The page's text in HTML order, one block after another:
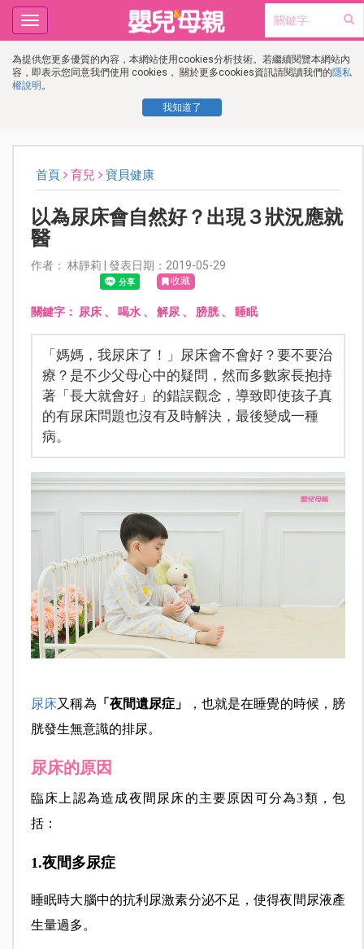
為提供您更多優質的內容，本網站使用cookies分析技術。若繼續閱覽本網站內
容，即表示您同意我們使用 cookies， 關於更多cookies資訊請閱讀我們的隱私
權說明 。
我知道了
Toggle
navigation
首頁 育兒 寶貝健康
以為尿床會自然好？出現３狀況應就
醫
作者： 林靜莉 | 發表日期：2019-05-29
收藏
關鍵字： 尿床、 喝水、 解尿 、 膀胱、 睡眠
「媽媽，我尿床了！」尿床會不會好？要不要治
療？是不少父母心中的疑問，然而多數家長抱持
著「長大就會好」的錯誤觀念，導致即使孩子真
的有尿床問題也沒有及時解決，最後變成一種
病。
尿床又稱為 「夜間遺尿症」
，也就是在睡覺的時候，膀
胱發生無意識的排尿。
尿床的原因
臨床上認為造成夜間尿床的主要原因可分為3類，包
括：
1.夜間多尿症
睡眠時大腦中的抗利尿激素分泌不足，使得夜間尿液產
生量過多。